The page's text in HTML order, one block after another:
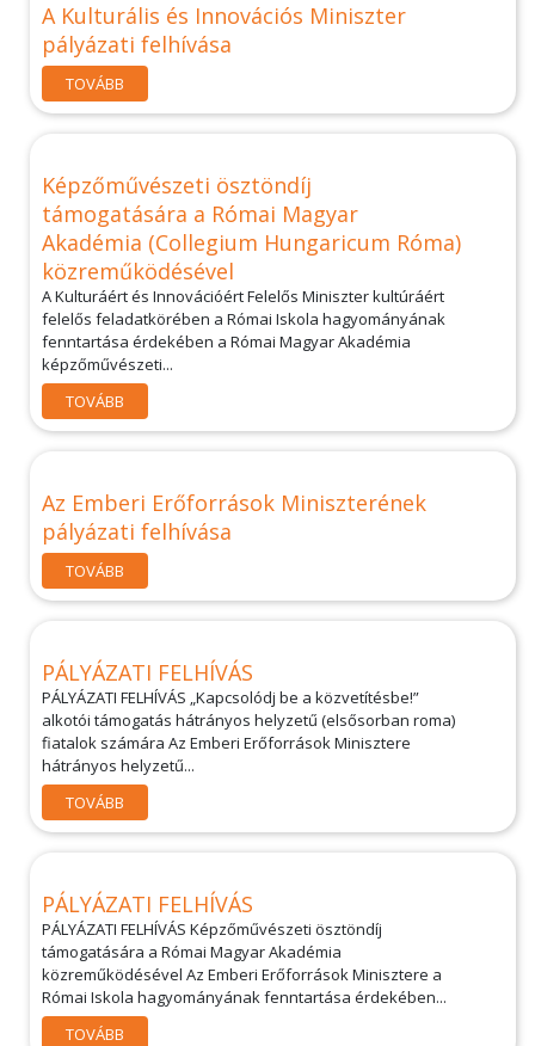
A Kulturális és Innovációs Miniszter
pályázati felhívása
TOVÁBB
Képzőművészeti ösztöndíj
támogatására a Római Magyar
Akadémia (Collegium Hungaricum Róma)
közreműködésével
A Kulturáért és Innovációért Felelős Miniszter kultúráért
felelős feladatkörében a Római Iskola hagyományának
fenntartása érdekében a Római Magyar Akadémia
képzőművészeti...
TOVÁBB
Az Emberi Erőforrások Miniszterének
pályázati felhívása
TOVÁBB
PÁLYÁZATI FELHÍVÁS
PÁLYÁZATI FELHÍVÁS „Kapcsolódj be a közvetítésbe!”
alkotói támogatás hátrányos helyzetű (elsősorban roma)
fiatalok számára Az Emberi Erőforrások Minisztere
hátrányos helyzetű...
TOVÁBB
PÁLYÁZATI FELHÍVÁS
PÁLYÁZATI FELHÍVÁS Képzőművészeti ösztöndíj
támogatására a Római Magyar Akadémia
közreműködésével Az Emberi Erőforrások Minisztere a
Római Iskola hagyományának fenntartása érdekében...
TOVÁBB